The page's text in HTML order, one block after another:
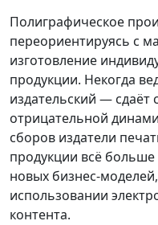
Полиграфическое
переориентируясь с
изготовление
продукции. Некогда
издательский —
отрицательной
сборов издатели
продукции всё
новых бизнес-
использовании
контента.